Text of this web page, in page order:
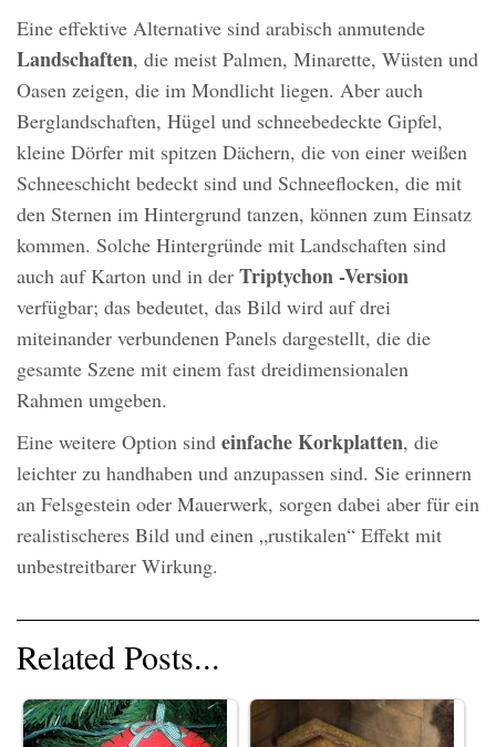
Eine effektive Alternative sind arabisch anmutende
Landschaften, die meist Palmen, Minarette, Wüsten und
Oasen zeigen, die im Mondlicht liegen. Aber auch
Berglandschaften, Hügel und schneebedeckte Gipfel,
kleine Dörfer mit spitzen Dächern, die von einer weißen
Schneeschicht bedeckt sind und Schneeflocken, die mit
den Sternen im Hintergrund tanzen, können zum Einsatz
kommen. Solche Hintergründe mit Landschaften sind
auch auf Karton und in der Triptychon -Version
verfügbar; das bedeutet, das Bild wird auf drei
miteinander verbundenen Panels dargestellt, die die
gesamte Szene mit einem fast dreidimensionalen
Rahmen umgeben.
Eine weitere Option sind einfache Korkplatten, die
leichter zu handhaben und anzupassen sind. Sie erinnern
an Felsgestein oder Mauerwerk, sorgen dabei aber für ein
realistischeres Bild und einen „rustikalen“ Effekt mit
unbestreitbarer Wirkung.
Related Posts...